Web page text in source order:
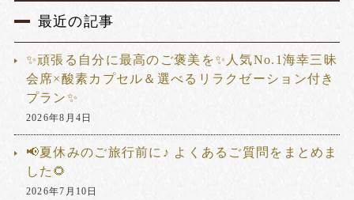
最近の記事
✨頑張る自分に最高のご褒美を✨人気No.1海幸三昧
会席×酸素カプセル＆選べるリラクゼーション付き
プラン✨
2026年8月4日
📢夏休みのご旅行前に♪ よくあるご質問をまとめま
した🌻
2026年7月10日